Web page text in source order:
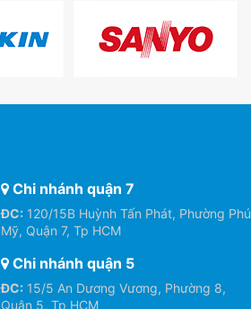
Chi nhánh quận 7
ĐC: 120/15B Huỳnh Tấn Phát, Phường Phú
Mỹ, Quận 7, Tp HCM
Chi nhánh quận 5
ĐC: 15/5 An Dương Vương, Phường 8,
Quận 5, Tp HCM